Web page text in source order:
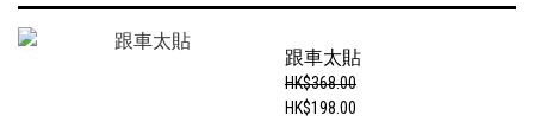
跟車太貼
HK$368.00
HK$198.00